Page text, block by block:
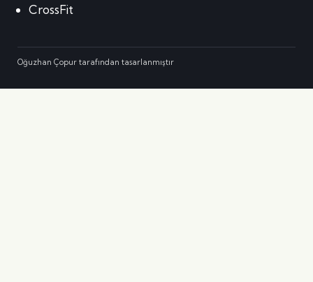
CrossFit
Oğuzhan Çopur tarafından tasarlanmıştır